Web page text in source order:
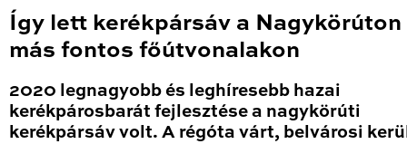
Így lett kerékpársáv a Nagykörúton
más fontos főútvonalakon
2020 legnagyobb és leghíresebb hazai
kerékpárosbarát fejlesztése a nagykörúti
kerékpársáv volt. A régóta várt, belvárosi